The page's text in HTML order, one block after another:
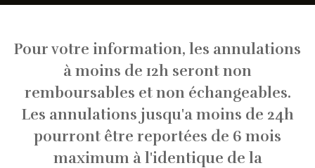
Pour votre information, les annulations
à moins de 12h seront non
remboursables et non échangeables.
Les annulations jusqu'a moins de 24h
pourront être reportées de 6 mois
maximum à l'identique de la